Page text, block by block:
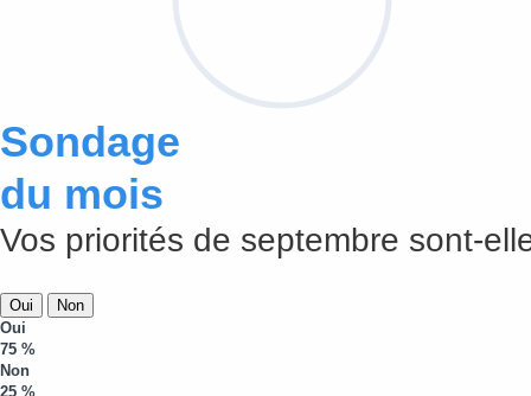
Sondage
du mois
Vos priorités de septembre sont-
Oui
Non
Oui
75 %
Non
25 %